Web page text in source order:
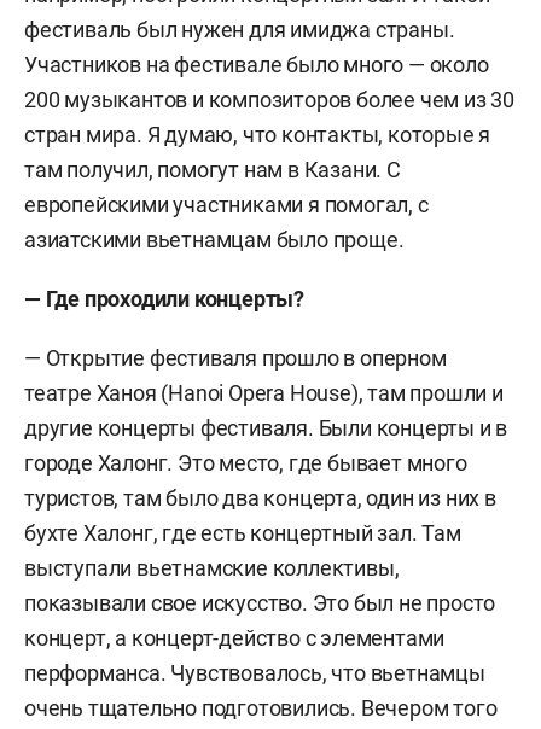
фестиваль был нужен для имиджа страны.
Участников на фестивале было много — около
200 музыкантов и композиторов более чем из 30
стран мира. Я думаю, что контакты, которые я
там получил, помогут нам в Казани. С
европейскими участниками я помогал, с
азиатскими вьетнамцам было проще.
— Где проходили концерты?
— Открытие фестиваля прошло в оперном
театре Ханоя (Hanoi Opera House), там прошли и
другие концерты фестиваля. Были концерты и в
городе Халонг. Это место, где бывает много
туристов, там было два концерта, один из них в
бухте Халонг, где есть концертный зал. Там
выступали вьетнамские коллективы,
показывали свое искусство. Это был не просто
концерт, а концерт-действо с элементами
перформанса. Чувствовалось, что вьетнамцы
очень тщательно подготовились. Вечером того